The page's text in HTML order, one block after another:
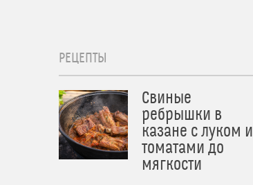
РЕЦЕПТЫ
Свиные
ребрышки в
казане с луком и
томатами до
мягкости